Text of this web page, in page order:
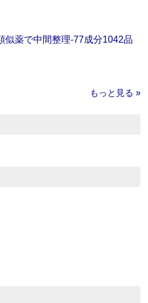
似薬で中間整理‐77成分1042品
もっと見る »